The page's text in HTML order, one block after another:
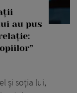
au pus
și soția lui,